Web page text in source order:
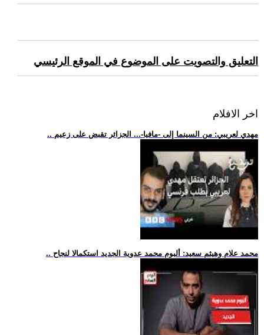
التعليق والتصويت على الموضوع في الموقع الرئيسي
اخر الافلام
.. مهدي لعريبي: من السينما إلى -مافيا-... الجزائر تقبض على زعيم
.. محمد علام وهيثم سعيد: ألبوم محمد عدوية الجديد استكمالا لنجاح